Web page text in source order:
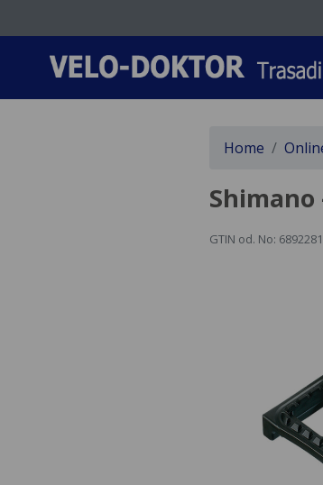
Home
Shimano
GTIN od. No: